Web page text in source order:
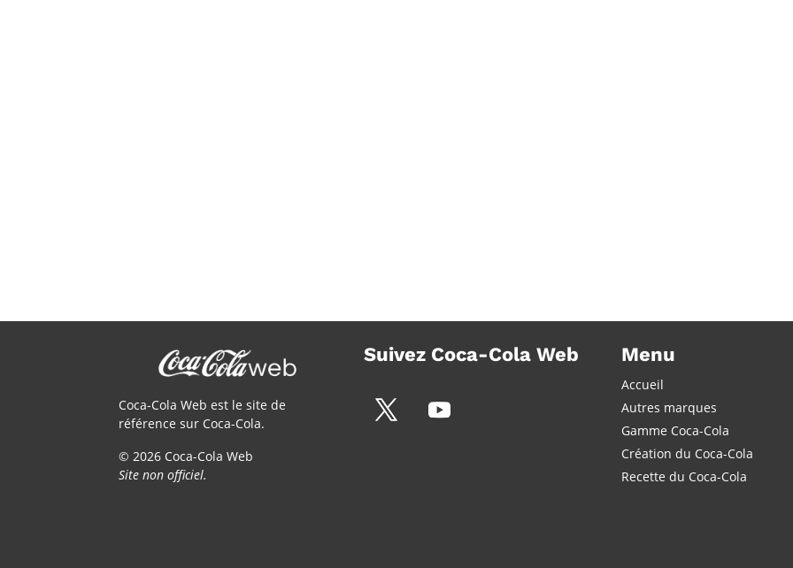
Coca-Cola Web est le site de
référence sur Coca-Cola.
© 2026 Coca-Cola Web
Site non officiel.
Suivez Coca-Cola Web Menu
Accueil
Autres marques
Gamme Coca-Cola
Création du Coca-Cola
Recette du Coca-Cola